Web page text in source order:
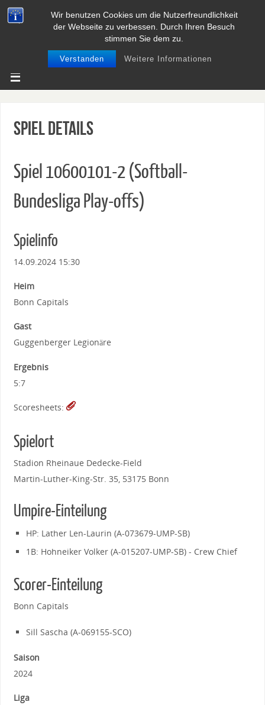
Wir benutzen Cookies um die Nutzerfreundlichkeit
der Webseite zu verbessen. Durch Ihren Besuch
stimmen Sie dem zu.
Verstanden Weitere Informationen
BASEBALL UND SOFTBALL IN
NIEDERSACHSEN
Spiel Details
Spiel 10600101-2 (Softball-
Bundesliga Play-offs)
Spielinfo
14.09.2024 15:30
Heim
Bonn Capitals
Gast
Guggenberger Legionäre
Ergebnis
5:7
Scoresheets:
Spielort
Stadion Rheinaue Dedecke-Field
Martin-Luther-King-Str. 35, 53175 Bonn
Umpire-Einteilung
HP: Lather Len-Laurin (A-073679-UMP-SB)
1B: Hohneiker Volker (A-015207-UMP-SB) - Crew Chief
Scorer-Einteilung
Bonn Capitals
Sill Sascha (A-069155-SCO)
Saison
2024
Liga